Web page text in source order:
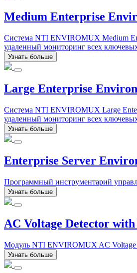
Medium Enterprise
Система NTI ENVIROMUX Medium
удаленный мониторинг всех
Узнать больше
Large Enterprise
Система NTI ENVIROMUX Large
удаленный мониторинг всех
Узнать больше
Enterprise Server
Программный инструментарий
Узнать больше
AC Voltage Detector
Модуль NTI ENVIROMUX AC Voltage
Узнать больше